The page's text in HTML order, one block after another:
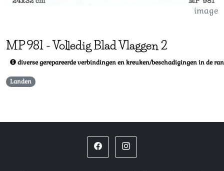
image
MP981 -Volledig Blad Vlaggen 2
diverse gerepareerde verbindingen en kreuken/beschadigingen in de
Landen